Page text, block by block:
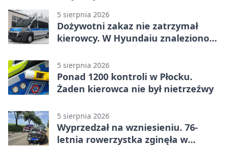
5 sierpnia 2026
Dożywotni zakaz nie zatrzymał
kierowcy. W Hyundaiu znaleziono
5 sierpnia 2026
Ponad 1200 kontroli w Płocku.
Żaden kierowca nie był nietrzeźwy
5 sierpnia 2026
Wyprzedzał na wzniesieniu. 76-
letnia rowerzystka zginęła w